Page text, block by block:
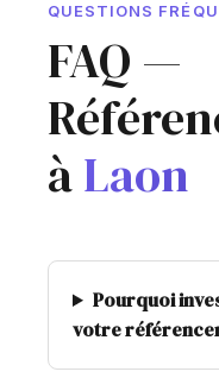
QUESTIONS
FAQ —
àLaon
Pourquoi
votre